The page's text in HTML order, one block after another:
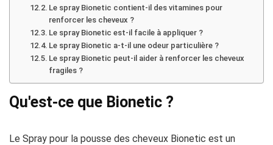
Le spray Bionetic contient-il des vitamines pour
renforcer les cheveux ?
Le spray Bionetic est-il facile à appliquer ?
Le spray Bionetic a-t-il une odeur particulière ?
Le spray Bionetic peut-il aider à renforcer les cheveux
fragiles ?
Qu'est-ce que Bionetic ?
Le Spray pour la pousse des cheveux Bionetic est un